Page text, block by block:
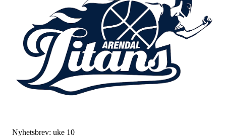
Nyhetsbrev: uke 10